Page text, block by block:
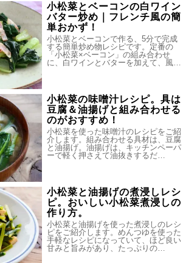
小松菜とベーコンの白ワイン
バター炒め｜フレンチ風の簡
単おかず！
小松菜とベーコンで作る、5分で完成
する簡単炒め物レシピです。定番の
「小松菜×ベーコン」の組み合わせ
に、白ワインとバターを加えて、風…
小松菜の味噌汁レシピ。具は
豆腐＆油揚げと組み合わせる
のがおすすめ！
小松菜を使った味噌汁のレシピをご紹
介します。組み合わせる具材は、豆腐
と油揚げ。油揚げは、キッチンペーパ
ーで軽く押さえて油抜きするだ…
小松菜と油揚げの煮浸しレシ
ピ。おいしい小松菜煮浸しの
作り方。
小松菜と油揚げを使った煮浸しのレシ
ピをご紹介します。めんつゆを使った
手軽なレシピになっていて、ほど良い
甘みと旨みがあり、たっぷりの…